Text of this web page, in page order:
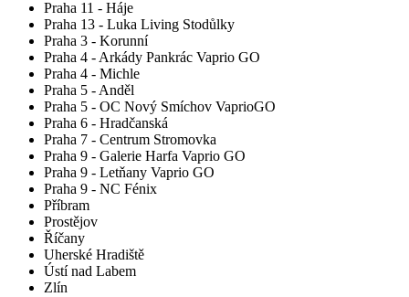
Praha 11 - Háje
Praha 13 - Luka Living Stodůlky
Praha 3 - Korunní
Praha 4 - Arkády Pankrác Vaprio GO
Praha 4 - Michle
Praha 5 - Anděl
Praha 5 - OC Nový Smíchov VaprioGO
Praha 6 - Hradčanská
Praha 7 - Centrum Stromovka
Praha 9 - Galerie Harfa Vaprio GO
Praha 9 - Letňany Vaprio GO
Praha 9 - NC Fénix
Příbram
Prostějov
Říčany
Uherské Hradiště
Ústí nad Labem
Zlín